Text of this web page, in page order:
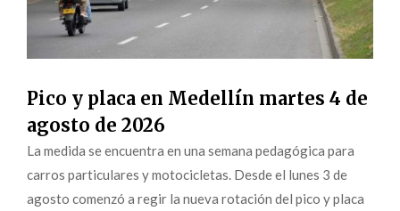
Pico y placa en Medellín martes 4 de
agosto de 2026
La medida se encuentra en una semana pedagógica para
carros particulares y motocicletas. Desde el lunes 3 de
agosto comenzó a regir la nueva rotación del pico y placa